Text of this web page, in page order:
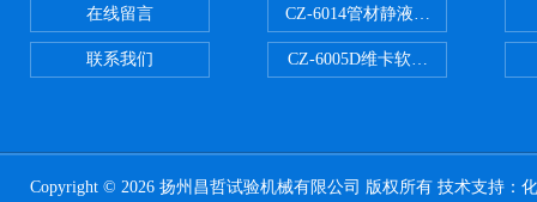
在线留言
联系我们
CZ-6014管材静液压爆破试验机
CZ-6005D维卡软化点温度测定仪
Copyright © 2026 扬州昌哲试验机械有限公司 版权所有 技术支持：